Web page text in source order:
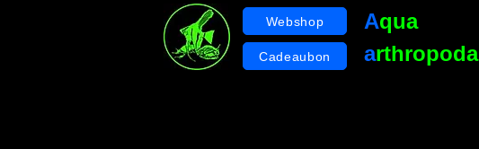
Webshop
Cadeaubon
Aqua
arthropoda